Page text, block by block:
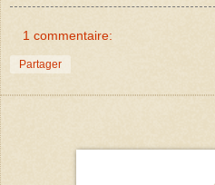
1 commentaire:
Partager